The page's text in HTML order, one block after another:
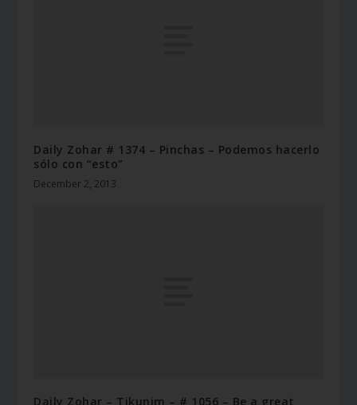
Daily Zohar # 1374 – Pinchas – Podemos hacerlo
sólo con “esto”
December 2, 2013
Daily Zohar – Tikunim – # 1056 – Be a great